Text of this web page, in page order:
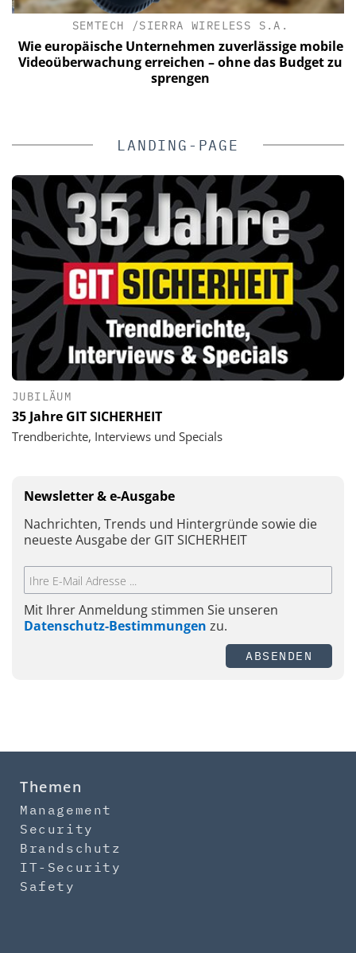
SEMTECH /SIERRA WIRELESS S.A.
Wie europäische Unternehmen zuverlässige mobile
Videoüberwachung erreichen – ohne das Budget zu
sprengen
LANDING-PAGE
JUBILÄUM
35 Jahre GIT SICHERHEIT
Trendberichte, Interviews und Specials
Newsletter & e-Ausgabe
Nachrichten, Trends und Hintergründe sowie die
neueste Ausgabe der GIT SICHERHEIT
Mit Ihrer Anmeldung stimmen Sie unseren
Datenschutz-Bestimmungen zu.
ABSENDEN
Themen
Management
Security
Brandschutz
IT-Security
Safety